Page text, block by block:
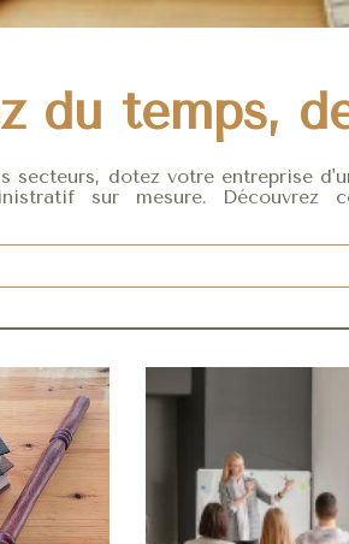
du temps,
secteurs, dotez votre entreprise
sur mesure. Découvrez